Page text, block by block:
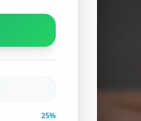
25%